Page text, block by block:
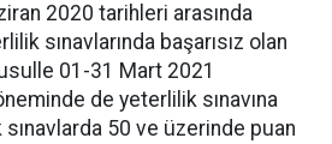
2020 tarihleri arasında
sınavlarında başarısız olan
01-31 Mart 2021
de yeterlilik sınavına
sınavlarda 50 ve üzerinde puan